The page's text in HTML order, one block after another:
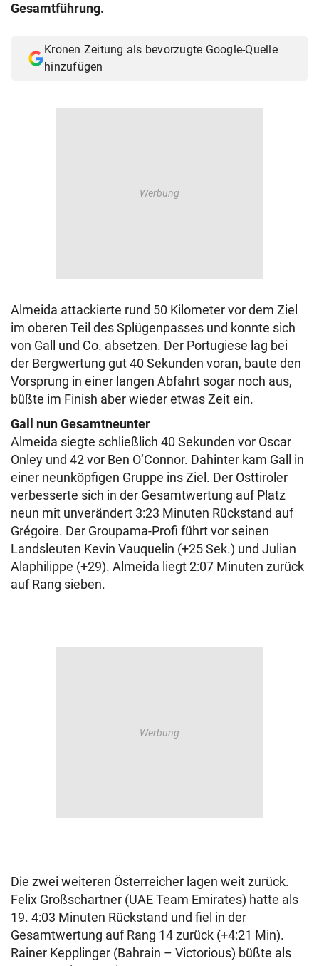
Gesamtführung.
Kronen Zeitung als bevorzugte Google-Quelle
hinzufügen
Almeida attackierte rund 50 Kilometer vor dem Ziel
im oberen Teil des Splügenpasses und konnte sich
von Gall und Co. absetzen. Der Portugiese lag bei
der Bergwertung gut 40 Sekunden voran, baute den
Vorsprung in einer langen Abfahrt sogar noch aus,
büßte im Finish aber wieder etwas Zeit ein.
Gall nun Gesamtneunter
Almeida siegte schließlich 40 Sekunden vor Oscar
Onley und 42 vor Ben O‘Connor. Dahinter kam Gall in
einer neunköpfigen Gruppe ins Ziel. Der Osttiroler
verbesserte sich in der Gesamtwertung auf Platz
neun mit unverändert 3:23 Minuten Rückstand auf
Grégoire. Der Groupama-Profi führt vor seinen
Landsleuten Kevin Vauquelin (+25 Sek.) und Julian
Alaphilippe (+29). Almeida liegt 2:07 Minuten zurück
auf Rang sieben.
Die zwei weiteren Österreicher lagen weit zurück.
Felix Großschartner (UAE Team Emirates) hatte als
19. 4:03 Minuten Rückstand und fiel in der
Gesamtwertung auf Rang 14 zurück (+4:21 Min).
Rainer Kepplinger (Bahrain – Victorious) büßte als